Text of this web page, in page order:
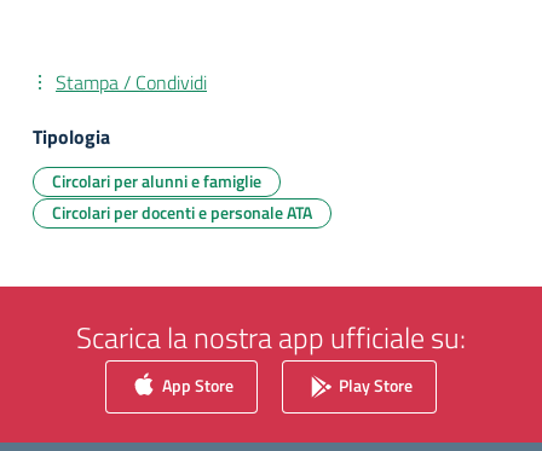
Stampa / Condividi
Tipologia
Circolari per alunni e famiglie
Circolari per docenti e personale ATA
Scarica la nostra app ufficiale su:
App Store Play Store